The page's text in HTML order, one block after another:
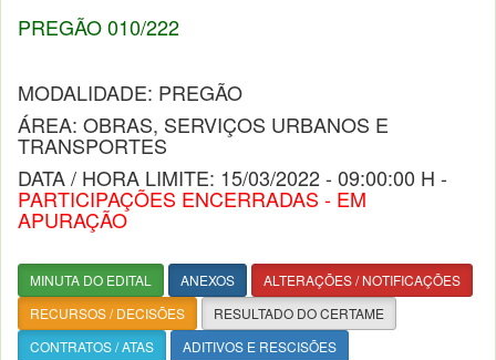
PREGÃO 010/222
MODALIDADE: PREGÃO
ÁREA: OBRAS, SERVIÇOS URBANOS E
TRANSPORTES
DATA / HORA LIMITE: 15/03/2022 - 09:00:00 H -
PARTICIPAÇÕES ENCERRADAS - EM
APURAÇÃO
MINUTA DO EDITAL ANEXOS
ALTERAÇÕES / NOTIFICAÇÕES
RECURSOS / DECISÕES
RESULTADO DO CERTAME
CONTRATOS / ATAS
ADITIVOS E RESCISÕES